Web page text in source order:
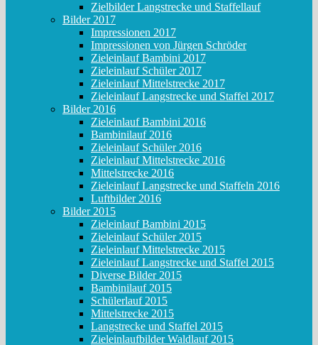
Zielbilder Langstrecke und Staffellauf
Bilder 2017
Impressionen 2017
Impressionen von Jürgen Schröder
Zieleinlauf Bambini 2017
Zieleinlauf Schüler 2017
Zieleinlauf Mittelstrecke 2017
Zieleinlauf Langstrecke und Staffel 2017
Bilder 2016
Zieleinlauf Bambini 2016
Bambinilauf 2016
Zieleinlauf Schüler 2016
Zieleinlauf Mittelstrecke 2016
Mittelstrecke 2016
Zieleinlauf Langstrecke und Staffeln 2016
Luftbilder 2016
Bilder 2015
Zieleinlauf Bambini 2015
Zieleinlauf Schüler 2015
Zieleinlauf Mittelstrecke 2015
Zieleinlauf Langstrecke und Staffel 2015
Diverse Bilder 2015
Bambinilauf 2015
Schülerlauf 2015
Mittelstrecke 2015
Langstrecke und Staffel 2015
Zieleinlaufbilder Waldlauf 2015